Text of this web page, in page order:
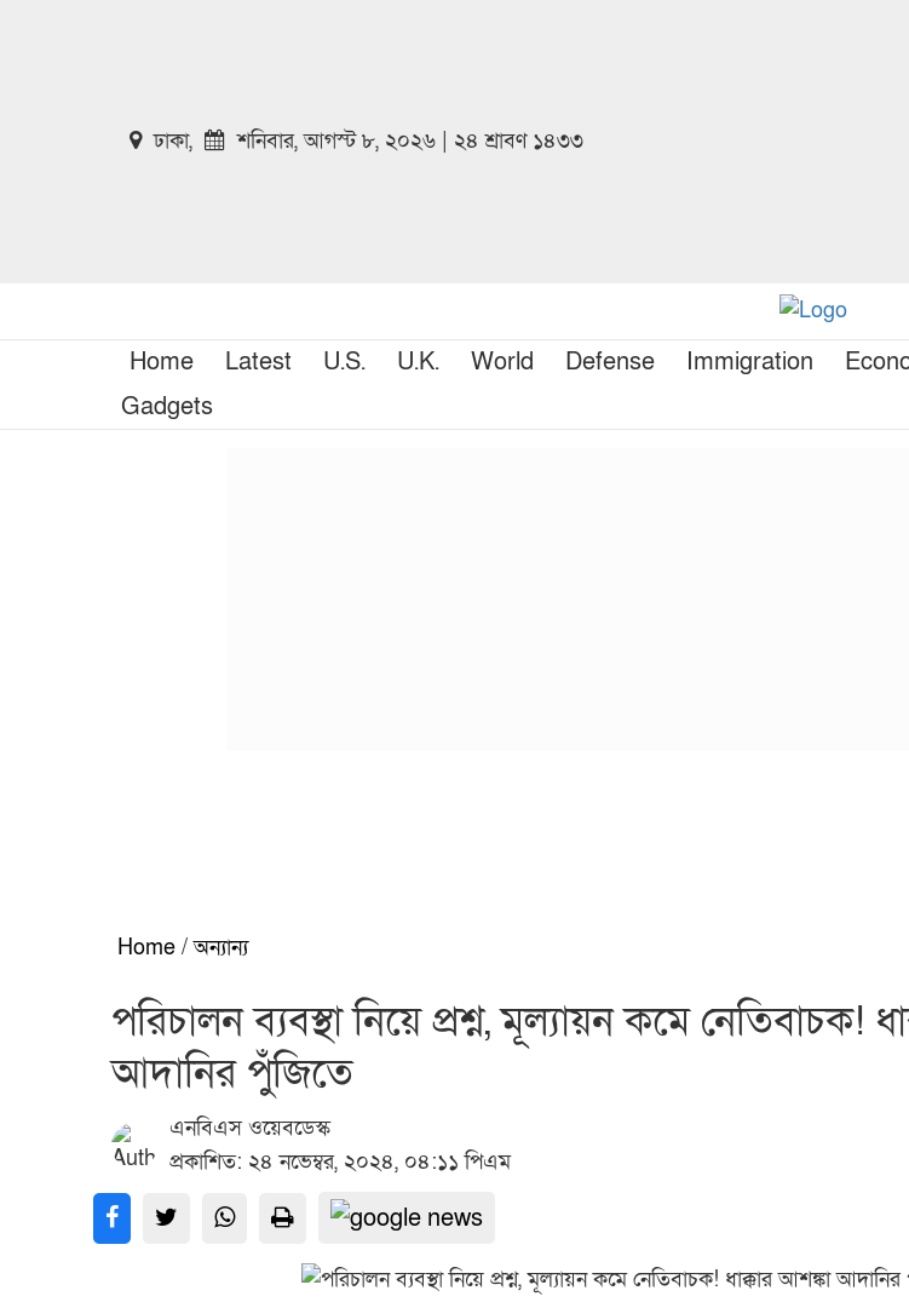
ঢাকা, শনিবার, আগস্ট ৮, ২০২৬ | ২৪ শ্রাবণ ১৪৩৩
Home Latest U.S. U.K. World Defense Immigration
Gadgets
Home / অন্যান্য
পরিচালন ব্যবস্থা নিয়ে প্রশ্ন, মূল্যায়ন কমে নেতিবাচক!
আদানির পুঁজিতে
এনবিএস ওয়েবডেস্ক
প্রকাশিত: ২৪ নভেম্বর, ২০২৪, ০৪:১১ পিএম